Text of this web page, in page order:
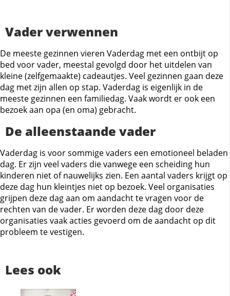
Vader verwennen
De meeste gezinnen vieren Vaderdag met een ontbijt op
bed voor vader, meestal gevolgd door het uitdelen van
kleine (zelfgemaakte) cadeautjes. Veel gezinnen gaan deze
dag met zijn allen op stap. Vaderdag is eigenlijk in de
meeste gezinnen een familiedag. Vaak wordt er ook een
bezoek aan opa (en oma) gebracht.
De alleenstaande vader
Vaderdag is voor sommige vaders een emotioneel beladen
dag. Er zijn veel vaders die vanwege een scheiding hun
kinderen niet of nauwelijks zien. Een aantal vaders krijgt op
deze dag hun kleintjes niet op bezoek. Veel organisaties
grijpen deze dag aan om aandacht te vragen voor de
rechten van de vader. Er worden deze dag door deze
organisaties vaak acties gevoerd om de aandacht op dit
probleem te vestigen.
Lees ook